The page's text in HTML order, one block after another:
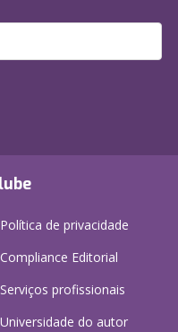
Política de privacidade
Compliance Editorial
Serviços profissionais
Universidade do autor